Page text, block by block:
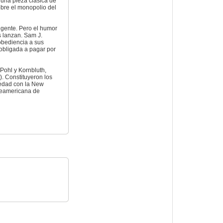
el monopolio del
Pero el humor
lanzan. Sam J.
a sus
a pagar por
y Kornbluth,
Constituyeron los
con la New
de